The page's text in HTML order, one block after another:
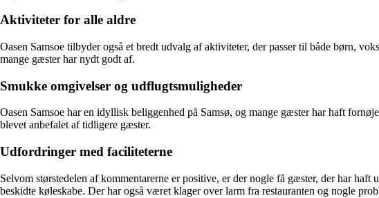
Aktiviteter for alle aldre
Oasen Samsoe tilbyder også et bredt udvalg af aktiviteter, der passer til både børn,
mange gæster har nydt godt af.
Smukke omgivelser og udflugtsmuligheder
Oasen Samsoe har en idyllisk beliggenhed på Samsø, og mange gæster har haft
blevet anbefalet af tidligere gæster.
Udfordringer med faciliteterne
Selvom størstedelen af kommentarerne er positive, er der nogle få gæster, der har
beskidte køleskabe. Der har også været klager over larm fra restauranten og nogle